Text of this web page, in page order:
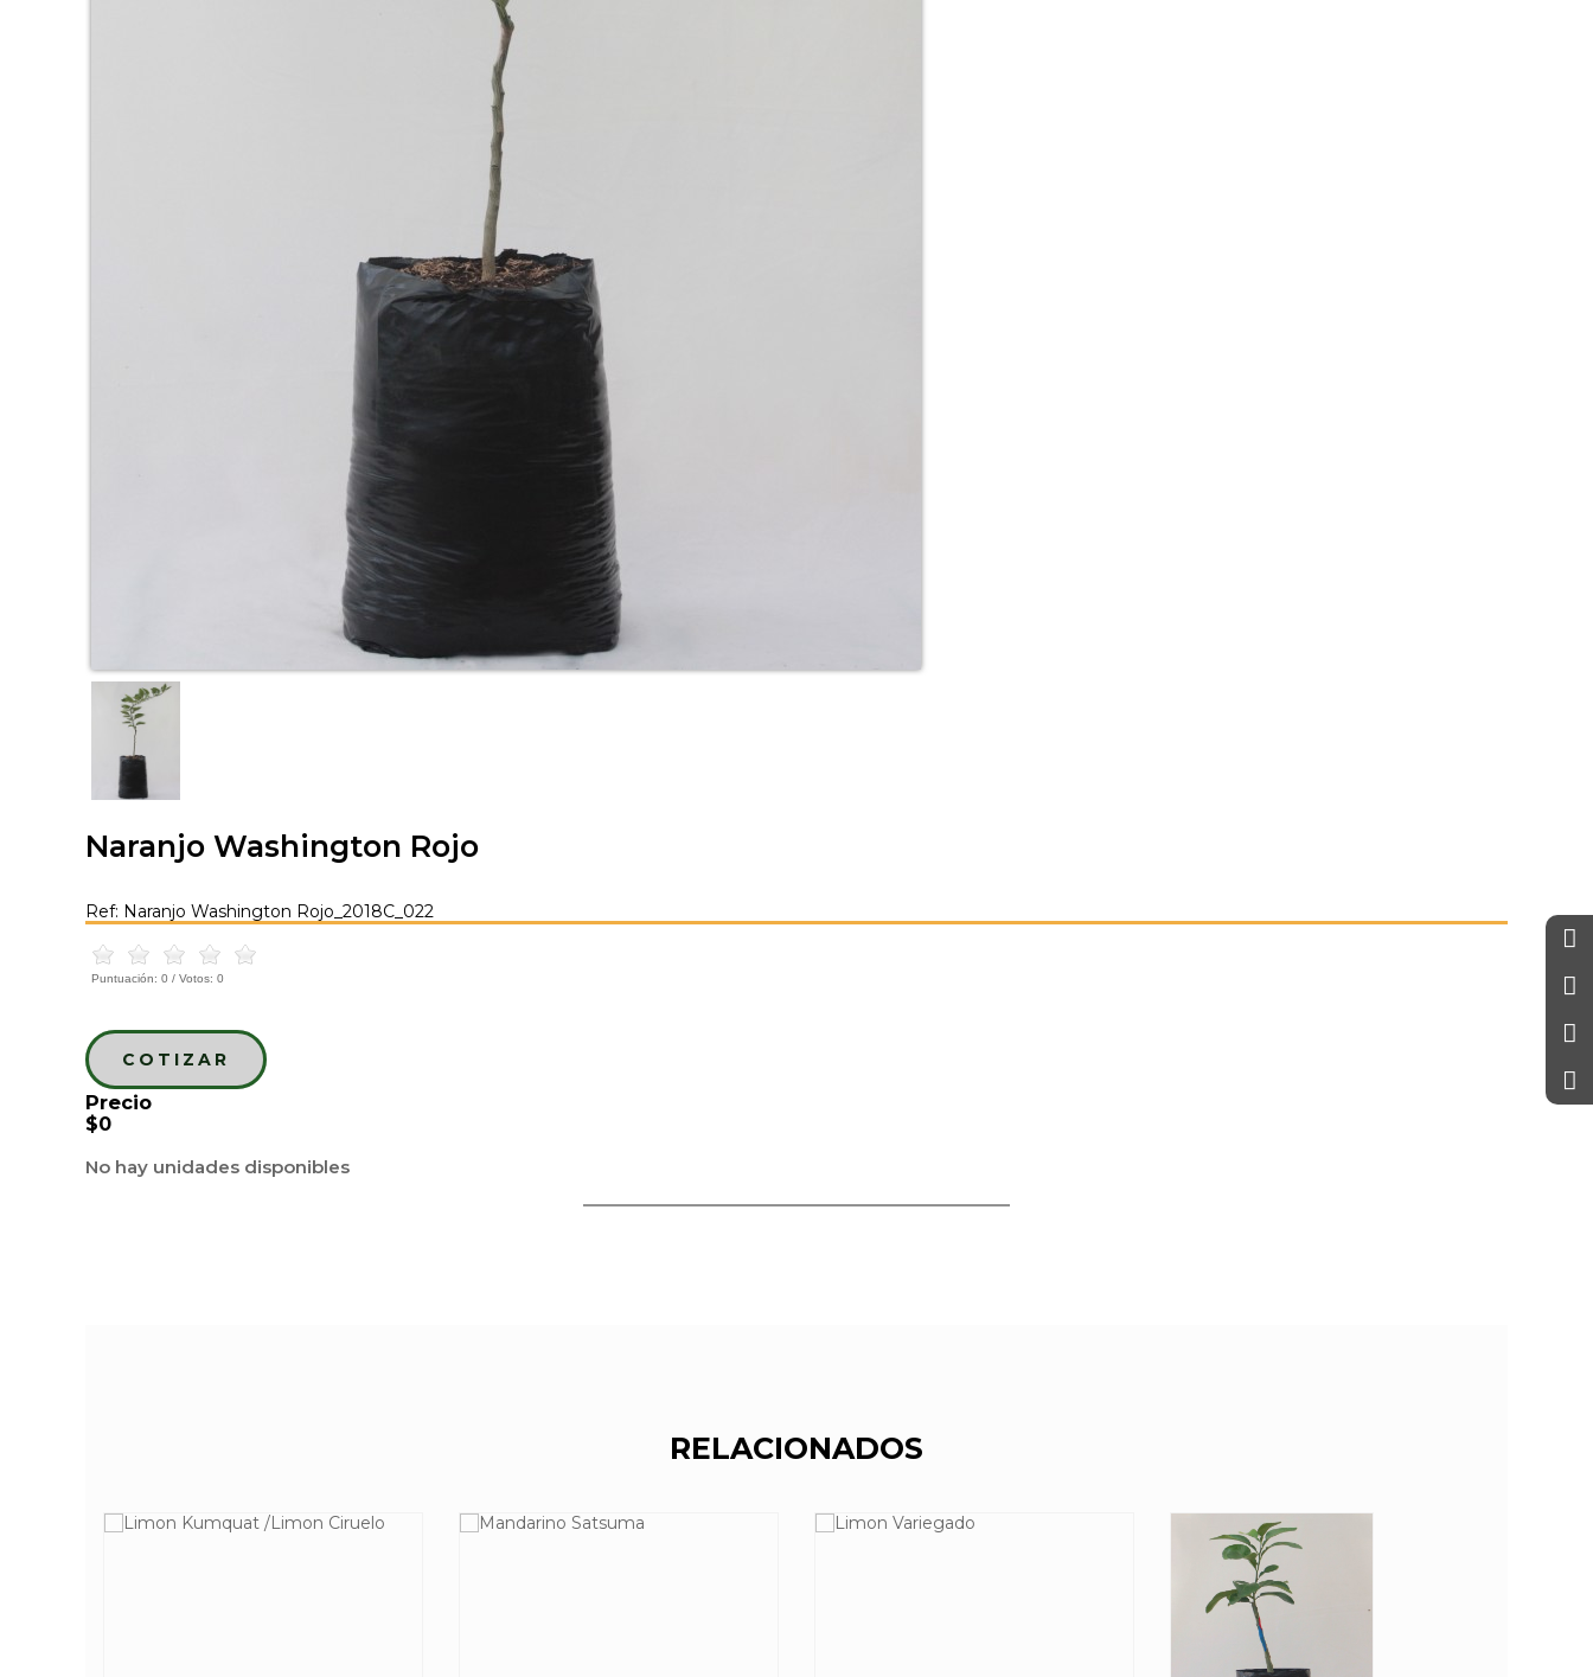
Naranjo Washington Rojo
Ref: Naranjo Washington Rojo_2018C_022
Puntuación: 0 / Votos: 0
COTIZAR
Precio
$0
No hay unidades disponibles
RELACIONADOS